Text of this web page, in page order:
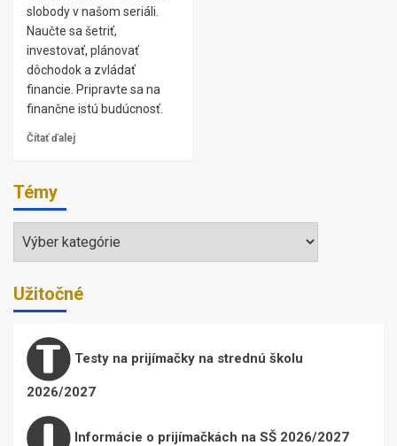
slobody v našom seriáli.
Naučte sa šetriť,
investovať, plánovať
dôchodok a zvládať
financie. Pripravte sa na
finančne istú budúcnosť.
Čítať ďalej
Témy
Témy
Užitočné
Testy na prijímačky na strednú školu
2026/2027
Informácie o prijímačkách na SŠ 2026/2027